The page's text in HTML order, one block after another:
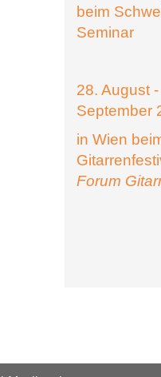
beim
Seminar
28. August
September
in Wien
Forum